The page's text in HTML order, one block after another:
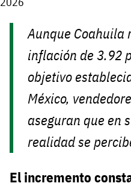
Aunque Coahuila
inflación de 3.92
objetivo
México,
aseguran que en
realidad se
El incremento